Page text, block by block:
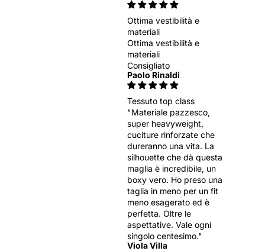
Ottima vestibilità e
materiali
Ottima vestibilità e
materiali
Consigliato
Paolo Rinaldi
Tessuto top class
"Materiale pazzesco,
super heavyweight,
cuciture rinforzate che
dureranno una vita. La
silhouette che dà questa
maglia è incredibile, un
boxy vero. Ho preso una
taglia in meno per un fit
meno esagerato ed è
perfetta. Oltre le
aspettative. Vale ogni
singolo centesimo."
Viola Villa